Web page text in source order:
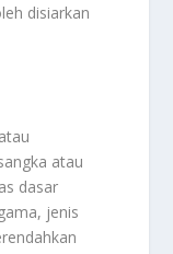
disiarkan
atau
dasar
jenis